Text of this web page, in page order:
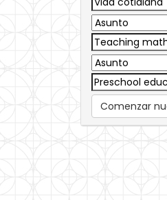
Comenzar